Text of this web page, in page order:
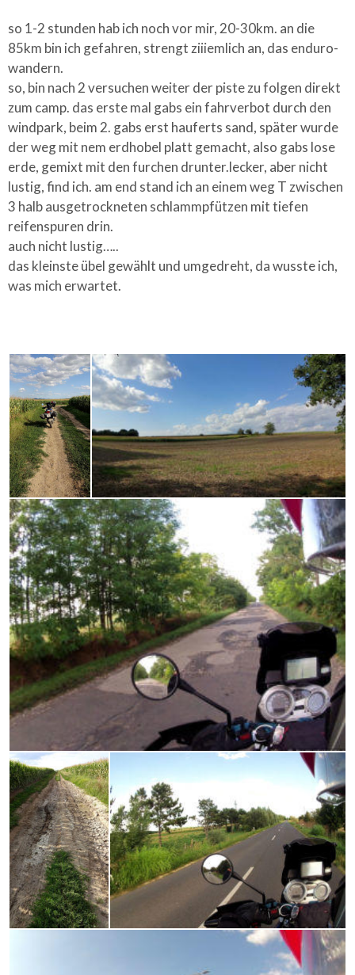
so 1-2 stunden hab ich noch vor mir, 20-30km. an die
85km bin ich gefahren, strengt ziiiemlich an, das enduro-
wandern.
so, bin nach 2 versuchen weiter der piste zu folgen direkt
zum camp. das erste mal gabs ein fahrverbot durch den
windpark, beim 2. gabs erst hauferts sand, später wurde
der weg mit nem erdhobel platt gemacht, also gabs lose
erde, gemixt mit den furchen drunter.lecker, aber nicht
lustig, find ich. am end stand ich an einem weg T zwischen
3 halb ausgetrockneten schlammpfützen mit tiefen
reifenspuren drin.
auch nicht lustig…..
das kleinste übel gewählt und umgedreht, da wusste ich,
was mich erwartet.